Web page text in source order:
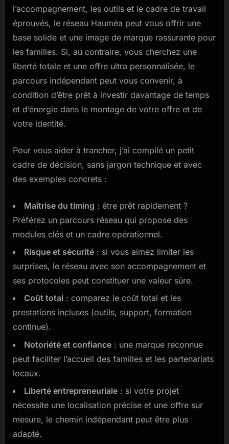
l’accompagnement, les outils et le cadre de travail
éprouvés, le réseau Hauméa peut vous offrir une
base solide et une image de marque rassurante pour
les familles. Si, au contraire, vous cherchez une
liberté totale et une offre ultra personnalisée, le
parcours indépendant peut vous convenir, à
condition d’être prêt à investir davantage de temps
et d’énergie dans le montage de votre offre et de
votre identité.
Pour vous aider à trancher, j’ai compilé un petit
cadre de décision, sans jargon technique et avec
des exemples concrets :
Maîtrise du timing : être prêt rapidement ?
Préférez un parcours réseau qui propose des
modules clés et un cadre opérationnel.
Risque et sécurité : si vous aimez limiter les
surprises, le réseau avec son accompagnement et
ses protocoles peut constituer une valeur sûre.
Coût total : comparez le coût total et les
prestations incluses (outils, support, formation
continue).
Notoriété et confiance : une marque reconnue
peut faciliter l’accueil des familles et les partenariats
locaux.
Liberté entrepreneuriale : si votre projet
nécessite une localisation précise et une offre sur
mesure, le chemin indépendant peut être plus
adapté.